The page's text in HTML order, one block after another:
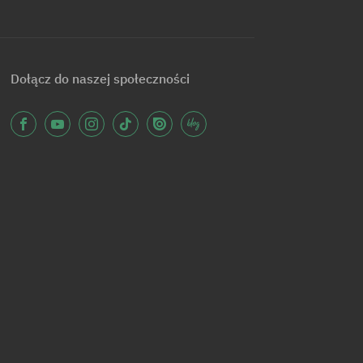
Dołącz do naszej społeczności